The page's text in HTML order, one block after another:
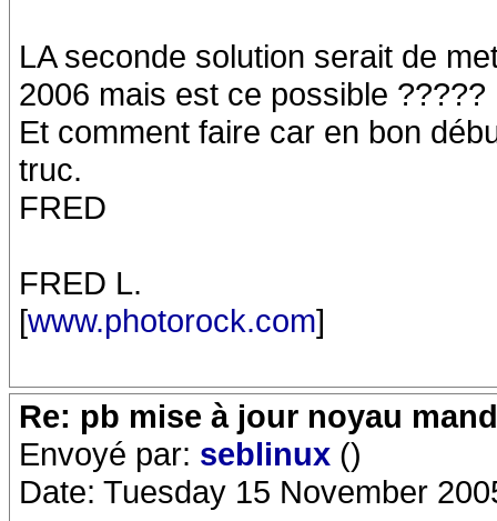
LA seconde solution serait de
2006 mais est ce possible ?????
Et comment faire car en bon
truc.
FRED
FRED L.
[www.photorock.com]
Re: pb mise à jour noyau
Envoyé par: seblinux ()
Date: Tuesday 15 November